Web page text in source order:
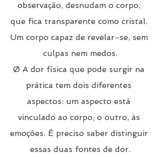
observação, desnudam o corpo,
que fica transparente como cristal.
Um corpo capaz de revelar-se, sem
culpas nem medos.
Ø A dor física que pode surgir na
prática tem dois diferentes
aspectos: um aspecto está
vinculado ao corpo; o outro, às
emoções. É preciso saber distinguir
essas duas fontes de dor.